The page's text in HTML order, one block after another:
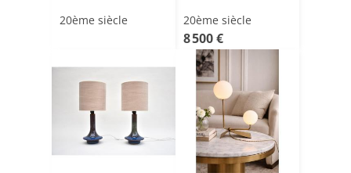
20ème siècle 20ème siècle
8 500 €